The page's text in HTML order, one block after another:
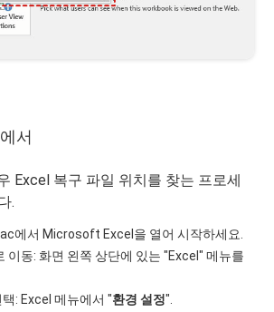
서
Excel 복구 파일 위치를 찾는 프로세
.
에서 Microsoft Excel을 열어 시작하세요.
이동: 화면 왼쪽 상단에 있는 "Excel" 메뉴를
: Excel 메뉴에서 "환경 설정".